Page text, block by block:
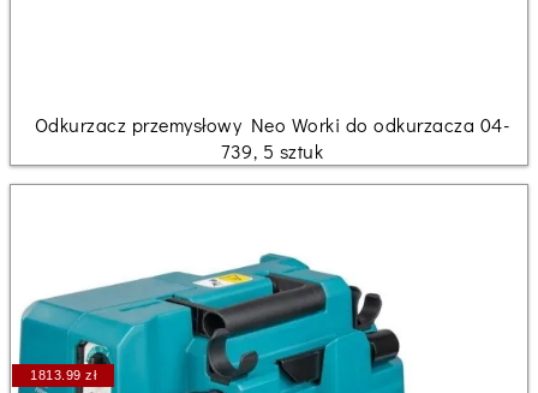
Odkurzacz przemysłowy Neo Worki do odkurzacza 04-
739, 5 sztuk
1813.99 zł